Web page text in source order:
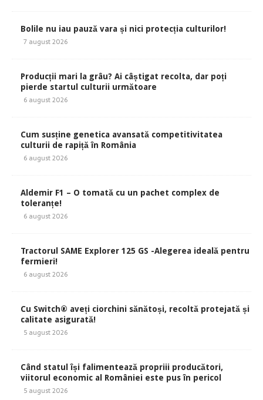
Bolile nu iau pauză vara și nici protecția culturilor!
7 august 2026
Producții mari la grâu? Ai câștigat recolta, dar poți
pierde startul culturii următoare
6 august 2026
Cum susține genetica avansată competitivitatea
culturii de rapiță în România
6 august 2026
Aldemir F1 – O tomată cu un pachet complex de
toleranțe!
6 august 2026
Tractorul SAME Explorer 125 GS -Alegerea ideală pentru
fermieri!
6 august 2026
Cu Switch® aveți ciorchini sănătoși, recoltă protejată și
calitate asigurată!
5 august 2026
Când statul își falimentează propriii producători,
viitorul economic al României este pus în pericol
5 august 2026